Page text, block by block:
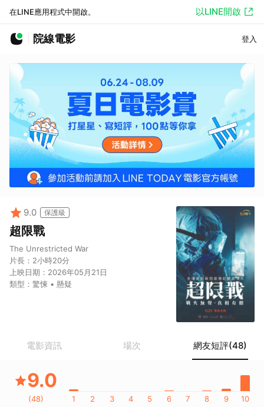
在LINE應用程式中開啟。 以LINE開啟
院線電影 登入
9.0 保護級
超限戰
The Unrestricted War
片長： 2小時20分
上映日期： 2026年05月21日
類型： 驚悚 • 懸疑
電影資訊 場次 網友短評(48)
9.0
(48) 1 2 3 4 5 6 7 8 9 10